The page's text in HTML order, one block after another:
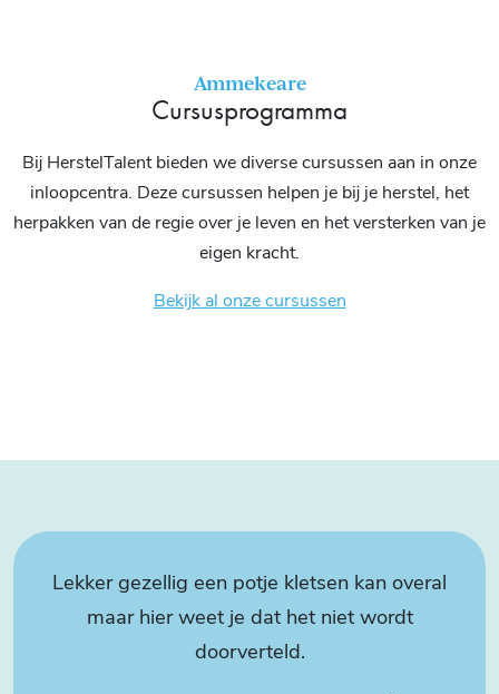
Ammekeare
Cursusprogramma
Bij HerstelTalent bieden we diverse cursussen aan in onze
inloopcentra. Deze cursussen helpen je bij je herstel, het
herpakken van de regie over je leven en het versterken van je
eigen kracht.
Bekijk al onze cursussen
Lekker gezellig een potje kletsen kan overal
maar hier weet je dat het niet wordt
doorverteld.